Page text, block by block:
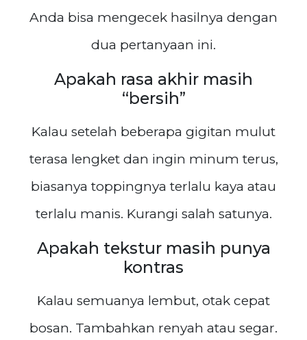
Anda bisa mengecek hasilnya dengan
dua pertanyaan ini.
Apakah rasa akhir masih
“bersih”
Kalau setelah beberapa gigitan mulut
terasa lengket dan ingin minum terus,
biasanya toppingnya terlalu kaya atau
terlalu manis. Kurangi salah satunya.
Apakah tekstur masih punya
kontras
Kalau semuanya lembut, otak cepat
bosan. Tambahkan renyah atau segar.